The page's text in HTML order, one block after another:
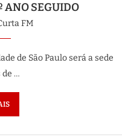
ANO SEGUIDO
FM
de São Paulo será a sede
de …